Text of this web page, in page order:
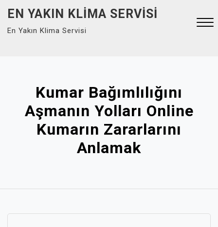
content
EN YAKIN KLIMA SERVISI
En Yakın Klima Servisi
Kumar Bağımlılığını
Aşmanın Yolları Online
Kumarın Zararlarını
Anlamak